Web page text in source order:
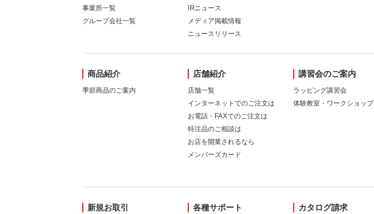
事業所一覧
グループ会社一覧
IRニュース
メディア掲載情報
ニュースリリース
商品紹介
季節商品のご案内
店舗紹介
店舗一覧
インターネットでのご注文は
お電話・FAXでのご注文は
特注品のご相談は
お店を開業されるなら
メンバーズカード
講習会のご案内
ラッピング講習会
体験教室・ワークショップ
新規お取引 各種サポート カタログ請求